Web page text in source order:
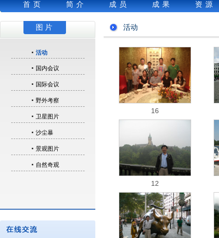
首页 简介 成员 成果 资源
图片
活动
国内会议
国际会议
野外考察
卫星图片
沙尘暴
景观图片
自然奇观
活动
16
12